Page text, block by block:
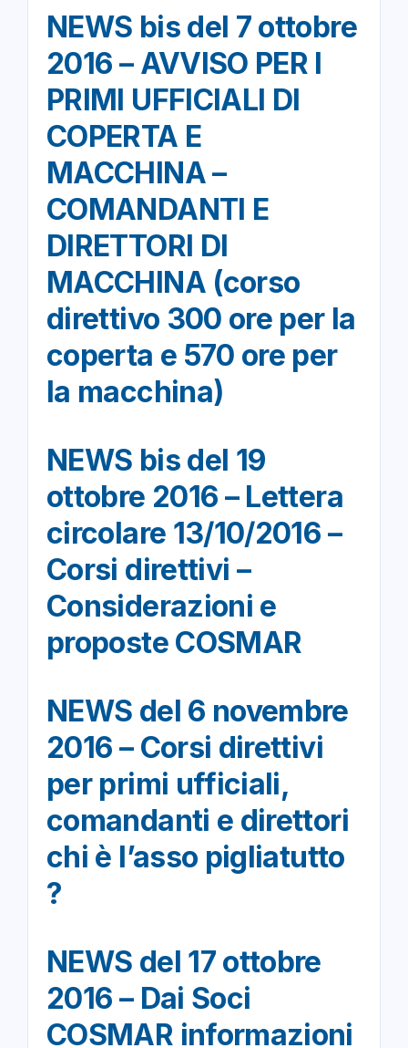
NEWS bis del 7 ottobre
2016 – AVVISO PER I
PRIMI UFFICIALI DI
COPERTA E
MACCHINA –
COMANDANTI E
DIRETTORI DI
MACCHINA (corso
direttivo 300 ore per la
coperta e 570 ore per
la macchina)
NEWS bis del 19
ottobre 2016 – Lettera
circolare 13/10/2016 –
Corsi direttivi –
Considerazioni e
proposte COSMAR
NEWS del 6 novembre
2016 – Corsi direttivi
per primi ufficiali,
comandanti e direttori
chi è l’asso pigliatutto
?
NEWS del 17 ottobre
2016 – Dai Soci
COSMAR informazioni